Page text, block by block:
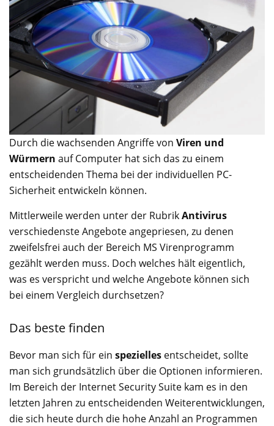
Durch die wachsenden Angriffe von Viren und
Würmern auf Computer hat sich das zu einem
entscheidenden Thema bei der individuellen PC-
Sicherheit entwickeln können.
Mittlerweile werden unter der RubrikAntivirus
verschiedenste Angebote angepriesen, zu denen
zweifelsfrei auch der Bereich MS Virenprogramm
gezählt werden muss. Doch welches hält eigentlich,
was es verspricht und welche Angebote können sich
bei einem Vergleich durchsetzen?
Das beste finden
Bevor man sich für ein spezielles entscheidet, sollte
man sich grundsätzlich über die Optionen informieren.
Im Bereich der Internet Security Suite kam es in den
letzten Jahren zu entscheidenden Weiterentwicklungen,
die sich heute durch die hohe Anzahl an Programmen